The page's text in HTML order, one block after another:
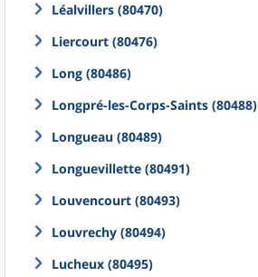
Léalvillers (80470)
Liercourt (80476)
Long (80486)
Longpré-les-Corps-Saints (80488)
Longueau (80489)
Longuevillette (80491)
Louvencourt (80493)
Louvrechy (80494)
Lucheux (80495)